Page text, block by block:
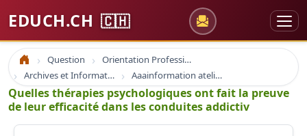
EDUCH.CH 🇨🇭
Accueil Question
Orientation Professionnelle
Archives et Informations Educh.ch
Aaainformation ateliers educh.ch
Quelles thérapies psychologiques ont fait la preuve
de leur efficacité dans les conduites addictiv